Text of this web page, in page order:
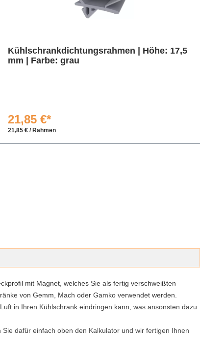
Kühlschrankdichtungsrahmen | Höhe: 17,5
mm | Farbe: grau
21,85 €*
21,85 € / Rahmen
mit Magnet, welches Sie als fertig verschweißten
von Gemm, Mach oder Gamko verwendet werden.
in Ihren Kühlschrank eindringen kann, was ansonsten dazu
dafür einfach oben den Kalkulator und wir fertigen Ihnen